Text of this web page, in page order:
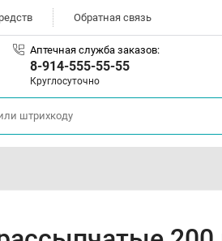
Обратная связь
Аптечная служба заказов:
8-914-555-55-55
Круглосуточно